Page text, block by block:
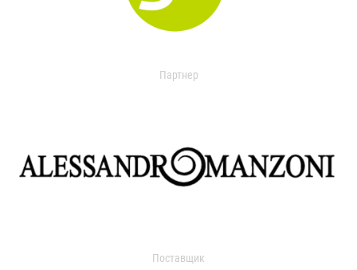
Партнер
Поставщик